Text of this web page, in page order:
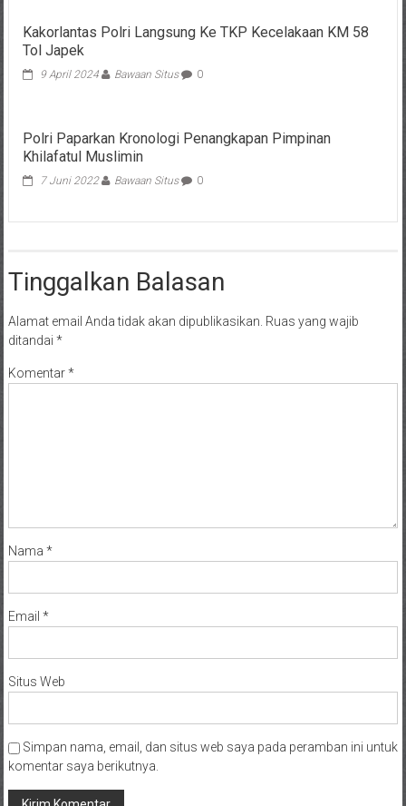
Kakorlantas Polri Langsung Ke TKP Kecelakaan KM 58
Tol Japek
9 April 2024 Bawaan Situs 0
Polri Paparkan Kronologi Penangkapan Pimpinan
Khilafatul Muslimin
7 Juni 2022 Bawaan Situs 0
Tinggalkan Balasan
Alamat email Anda tidak akan dipublikasikan. Ruas yang wajib
ditandai *
Komentar*
Nama *
Email *
Situs Web
Simpan nama, email, dan situs web saya pada peramban ini untuk
komentar saya berikutnya.